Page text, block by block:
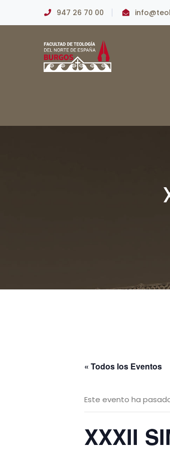
947 26 70 00
« Todos los Eventos
Este evento ha
XXXII